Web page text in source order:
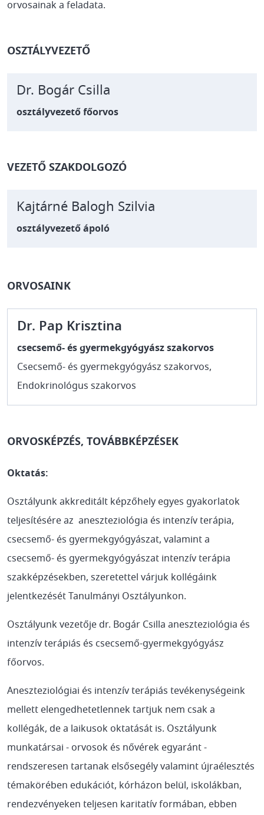
orvosainak a feladata.
OSZTÁLYVEZETŐ
Dr. Bogár Csilla
osztályvezető főorvos
VEZETŐ SZAKDOLGOZÓ
Kajtárné Balogh Szilvia
osztályvezető ápoló
ORVOSAINK
Dr. Pap Krisztina
csecsemő- és gyermekgyógyász szakorvos
Csecsemő- és gyermekgyógyász szakorvos,
Endokrinológus szakorvos
ORVOSKÉPZÉS, TOVÁBBKÉPZÉSEK
Oktatás:
Osztályunk akkreditált képzőhely egyes gyakorlatok
teljesítésére az aneszteziológia és intenzív terápia,
csecsemő- és gyermekgyógyászat, valamint a
csecsemő- és gyermekgyógyászat intenzív terápia
szakképzésekben, szeretettel várjuk kollégáink
jelentkezését Tanulmányi Osztályunkon.
Osztályunk vezetője dr. Bogár Csilla aneszteziológia és
intenzív terápiás és csecsemő-gyermekgyógyász
főorvos.
Aneszteziológiai és intenzív terápiás tevékenységeink
mellett elengedhetetlennek tartjuk nem csak a
kollégák, de a laikusok oktatását is. Osztályunk
munkatársai - orvosok és nővérek egyaránt -
rendszeresen tartanak elsősegély valamint újraélesztés
témakörében edukációt, kórházon belül, iskolákban,
rendezvényeken teljesen karitatív formában, ebben